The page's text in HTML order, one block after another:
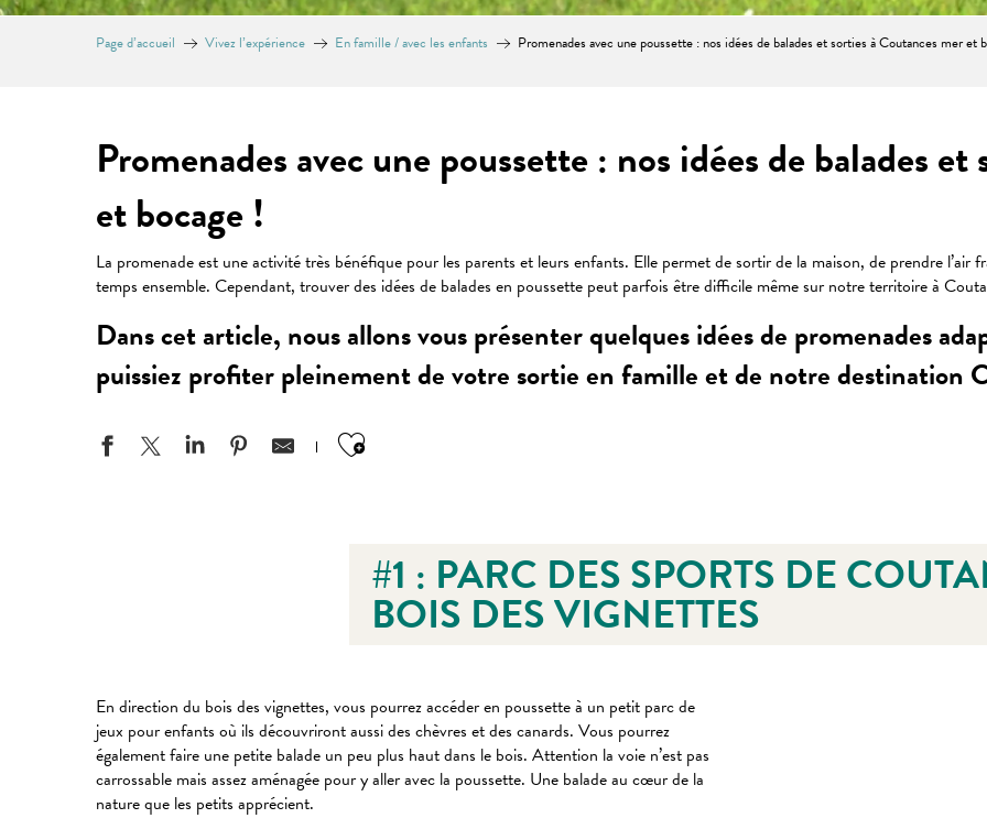
Page d’accueil Vivez l’expérience En famille / avec les enfants Promenades avec une poussette : nos idées de balades et sorties à Coutances mer et
Promenades avec une poussette : nos idées de balades
et bocage !
La promenade est une activité très bénéfique pour les parents et leurs enfants. Elle permet de sortir de la maison, de prendre l’air
temps ensemble. Cependant, trouver des idées de balades en poussette peut parfois être difficile même sur notre territoire à
Dans cet article, nous allons vous présenter quelques idées de promenades
puissiez profiter pleinement de votre sortie en famille et de notre destination
Ajouter aux favoris
#1 : PARC DES SPORTS DE
BOIS DES VIGNETTES
En direction du bois des vignettes, vous pourrez accéder en poussette à un petit parc de
jeux pour enfants où ils découvriront aussi des chèvres et des canards. Vous pourrez
également faire une petite balade un peu plus haut dans le bois. Attention la voie n’est pas
carrossable mais assez aménagée pour y aller avec la poussette. Une balade au cœur de la
nature que les petits apprécient.